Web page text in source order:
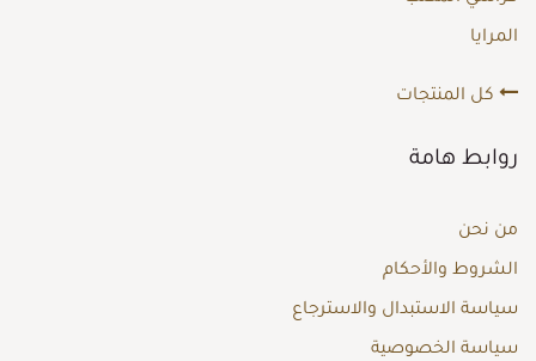
المرايا
كل المنتجات
روابط هامة
من نحن
الشروط والأحكام
سياسة الاستبدال والاسترجاع
سياسة الخصوصية